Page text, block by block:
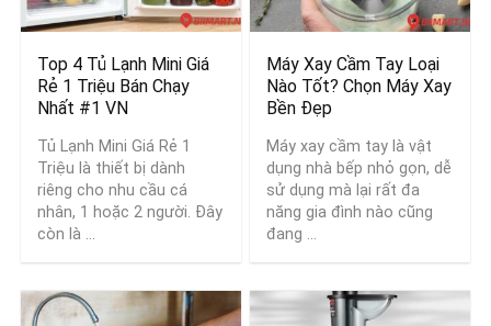
Top 4 Tủ Lạnh Mini Giá
Rẻ 1 Triệu Bán Chạy
Nhất #1 VN
Tủ Lạnh Mini Giá Rẻ 1
Triệu là thiết bị dành
riêng cho nhu cầu cá
nhân, 1 hoặc 2 người. Đây
còn là ...
Máy Xay Cầm Tay Loại
Nào Tốt? Chọn Máy Xay
Bền Đẹp
Máy xay cầm tay là vật
dụng nhà bếp nhỏ gọn, dễ
sử dụng mà lại rất đa
năng gia đình nào cũng
đang ...